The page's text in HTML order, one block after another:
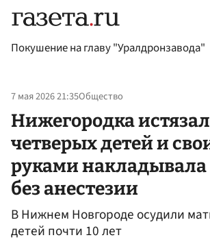
Покушение на главу "Уралдронзавода"
7 мая 2026 21:35Общество
Нижегородка
четверых детей и
руками
без анестезии
В Нижнем Новгороде осудили
детей почти 10 лет